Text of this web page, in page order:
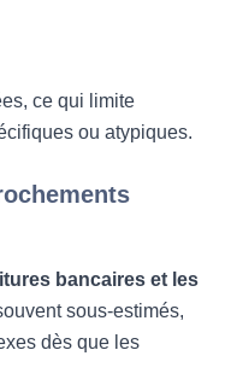
ce qui limite
ou atypiques.
bancaires et les
sous-estimés,
dès que les